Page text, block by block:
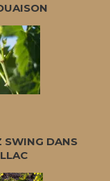
SWING DANS